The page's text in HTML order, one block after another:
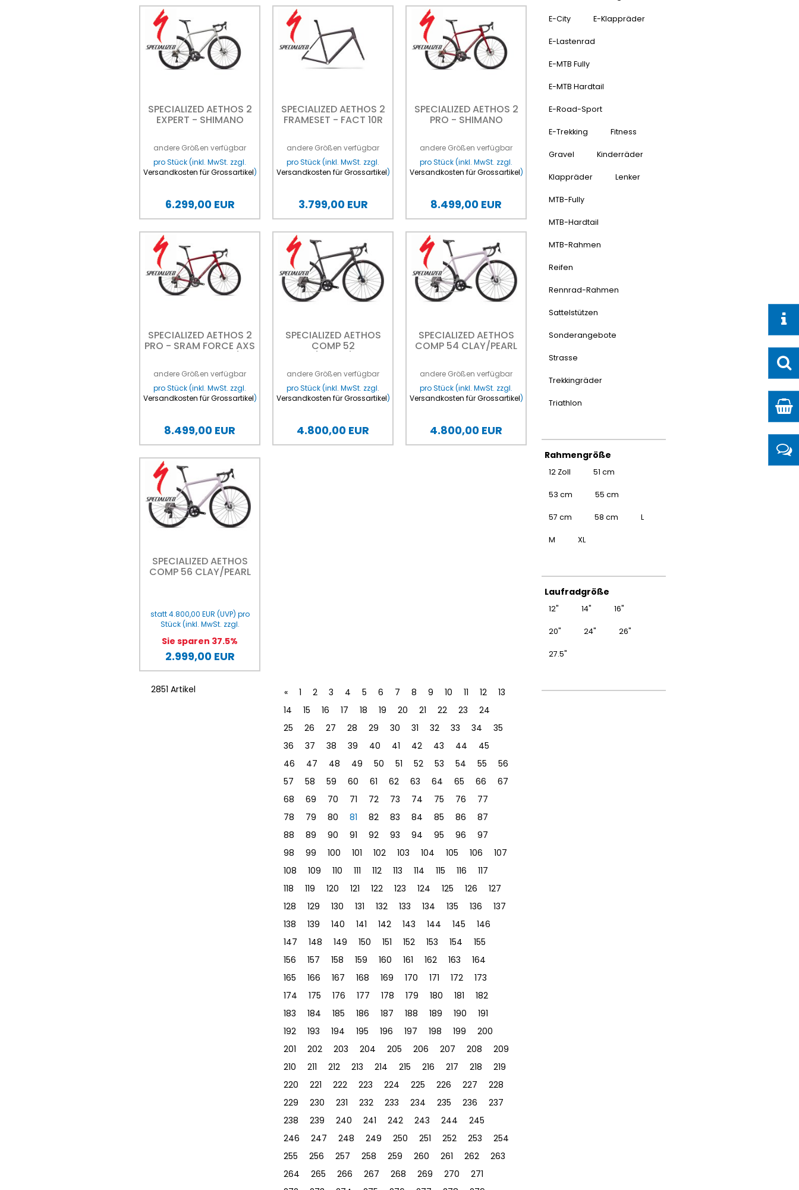
SPECIALIZED AETHOS 2
EXPERT - SHIMANO
BLUE PEARL OVER
SHADOW SILVER 61
andere Größen verfügbar
pro Stück (inkl. MwSt. zzgl.
Versandkosten für Grossartikel)
6.299,00 EUR
SPECIALIZED AETHOS 2
FRAMESET - FACT 10R
METALLIC 58
andere Größen verfügbar
pro Stück (inkl. MwSt. zzgl.
Versandkosten für Grossartikel)
3.799,00 EUR
SPECIALIZED AETHOS 2
PRO - SHIMANO
andere Größen verfügbar
pro Stück (inkl. MwSt. zzgl.
Versandkosten für Grossartikel)
8.499,00 EUR
SPECIALIZED AETHOS 2
PRO - SRAM FORCE AXS
andere Größen verfügbar
pro Stück (inkl. MwSt. zzgl.
Versandkosten für Grossartikel)
8.499,00 EUR
SPECIALIZED AETHOS
COMP 52
andere Größen verfügbar
pro Stück (inkl. MwSt. zzgl.
Versandkosten für Grossartikel)
4.800,00 EUR
SPECIALIZED AETHOS
COMP 54 CLAY/PEARL
andere Größen verfügbar
pro Stück (inkl. MwSt. zzgl.
Versandkosten für Grossartikel)
4.800,00 EUR
SPECIALIZED AETHOS
COMP 56 CLAY/PEARL
statt4.800,00 EUR (UVP) pro
Stück (inkl. MwSt. zzgl.
Sie sparen 37.5%
2.999,00 EUR
« 1 2 3 4 5 6 7 8 9 10 11 12
13
14
15 16 17 18 19 20 21 22 23
24
25
26 27 28 29 30 31 32 33 34
35
36
37 38 39 40 41 42 43 44
45
46
47 48 49 50 51 52 53 54 55
56
57
58 59 60 61 62 63 64 65 66
67
68
69 70 71 72 73 74 75 76
77
78
79 80 81 82 83 84 85 86
87
88
89 90 91 92 93 94 95 96
97
98
99 100 101 102 103 104 105 106
107
108
109 110 111 112 113 114 115 116
117
118
119 120 121 122 123 124 125 126
127
128
129 130 131 132 133 134 135 136
137
138
139 140 141 142 143 144 145
146
147
148 149 150 151 152 153 154
155
156
157 158 159 160 161 162 163
164
165
166 167 168 169 170 171 172
173
174
175 176 177 178 179 180 181
182
183
184 185 186 187 188 189 190
191
192
193 194 195 196 197 198 199
200
201
202 203 204 205 206 207 208
209
210
211 212 213 214 215 216 217 218
219
220
221 222 223 224 225 226 227
228
229
230 231 232 233 234 235 236
237
238
239 240 241 242 243 244
245
246
247 248 249 250 251 252 253
254
255
256 257 258 259 260 261 262
263
264
265 266 267 268 269 270
271
2851 Artikel
E-City E-Klappräder
E-Lastenrad
E-MTB Fully
E-MTB Hardtail
E-Road-Sport
E-Trekking Fitness
Gravel Kinderräder
Klappräder Lenker
MTB-Fully
MTB-Hardtail
MTB-Rahmen
Reifen
Rennrad-Rahmen
Sattelstützen
Sonderangebote
Strasse
Trekkingräder
Triathlon
Rahmengröße
12 Zoll 51 cm
53 cm 55 cm
57 cm 58 cm L
M XL
Laufradgröße
12" 14" 16"
20" 24" 26"
27.5"